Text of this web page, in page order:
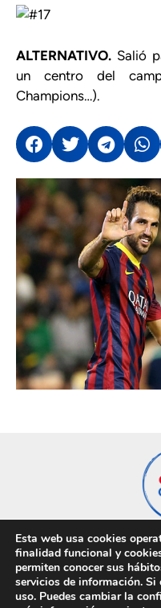
ALTERNATIVO. Salió
un centro del
Champions…).
Privacidad
Esta web usa cookies
finalidad funcional y
permiten conocer sus
servicios de información.
uso. Puedes cambiar la